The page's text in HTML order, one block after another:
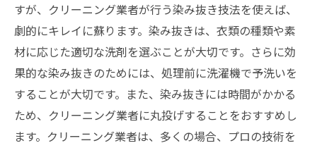
すが、クリーニング業者が行う染み抜き技法を使えば、
劇的にキレイに蘇ります。染み抜きは、衣類の種類や素
材に応じた適切な洗剤を選ぶことが大切です。さらに効
果的な染み抜きのためには、処理前に洗濯機で予洗いを
することが大切です。また、染み抜きには時間がかかる
ため、クリーニング業者に丸投げすることをおすすめし
ます。クリーニング業者は、多くの場合、プロの技術を